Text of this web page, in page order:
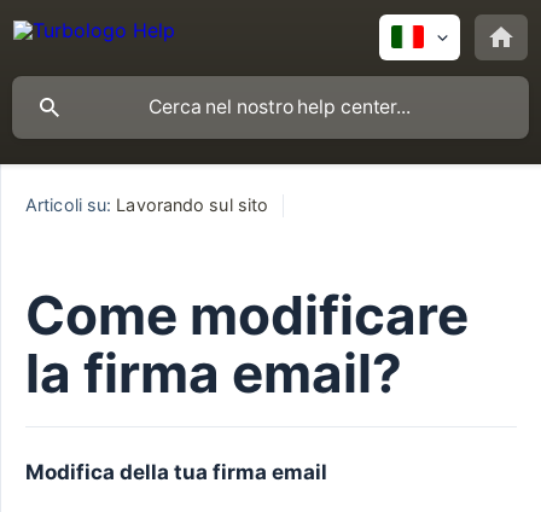
Articoli su: Lavorando sul sito
Come modificare
la firma email?
Modifica della tua firma email